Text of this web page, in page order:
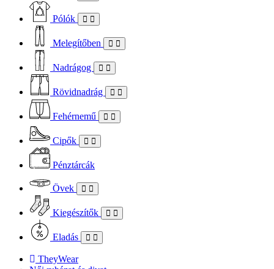
Pólók
Melegítőben
Nadrágog
Rövidnadrág
Fehérnemű
Cipők
Pénztárcák
Övek
Kiegészítők
Eladás
TheyWear